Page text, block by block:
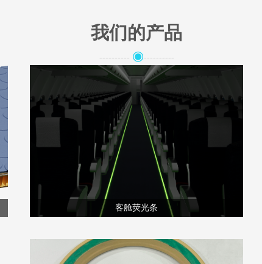
我们的产品
---------- ◉----------
客舱荧光条